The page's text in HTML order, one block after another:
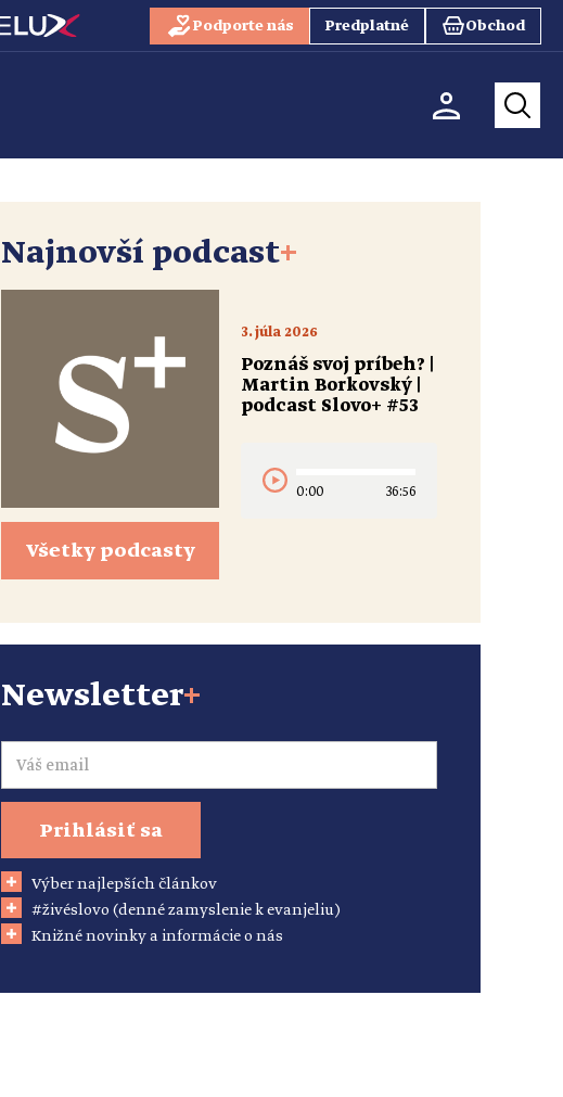
Podporte nás Predplatné Obchod
Najnovší podcast+
Všetky podcasty
3. júla 2026
Poznáš svoj príbeh? |
Martin Borkovský |
podcast Slovo+ #53
0:00 36:56
Newsletter+
Email
Prihlásiť sa
Výber najlepších článkov
#živéslovo (denné zamyslenie k evanjeliu)
Knižné novinky a informácie o nás